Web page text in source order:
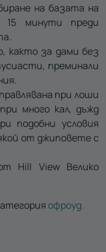
на базата на
15 минути преди
както за дами без
преминали
при лоши
много кал, дъжд
подобни условия
от джиповете с
Hill View Велико
офроуд.